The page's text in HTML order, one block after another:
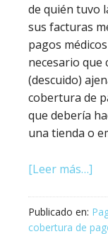
de quién tuvo
sus facturas
pagos
necesario que
(descuido)
cobertura de
que debería
una tienda o
[Leer más…]
Publicado en:
cobertura de